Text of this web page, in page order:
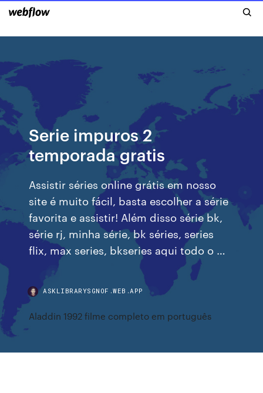
Serie impuros 2
temporada gratis
Assistir séries online grátis em nosso
site é muito fácil, basta escolher a série
favorita e assistir! Além disso série bk,
série rj, minha série, bk séries, series
flix, max series, bkseries aqui todo o …
ASKLIBRARYSGNOF.WEB.APP
Aladdin 1992 filme completo em português